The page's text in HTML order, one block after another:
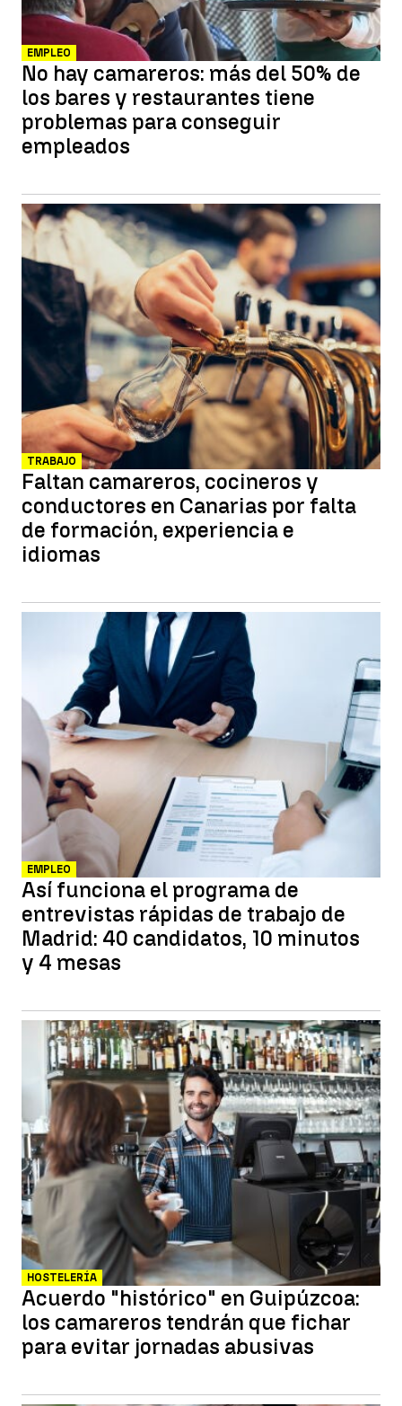
EMPLEO
No hay camareros: más del 50% de
los bares y restaurantes tiene
problemas para conseguir
empleados
TRABAJO
Faltan camareros, cocineros y
conductores en Canarias por falta
de formación, experiencia e
idiomas
EMPLEO
Así funciona el programa de
entrevistas rápidas de trabajo de
Madrid: 40 candidatos, 10 minutos
y 4 mesas
HOSTELERÍA
Acuerdo "histórico" en Guipúzcoa:
los camareros tendrán que fichar
para evitar jornadas abusivas